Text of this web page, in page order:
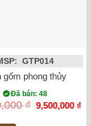
xuôi gió dát vàng
GTP014
gốm phong thủy mai
Đã bán: 48
₫ Giá
gốc
9,500,000 ₫